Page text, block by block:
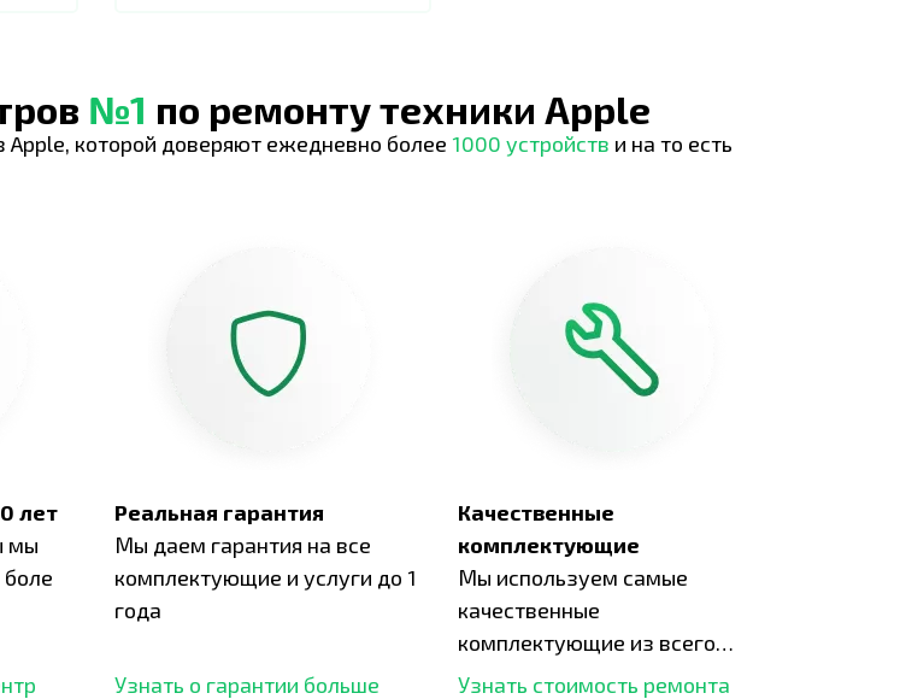
№1 по ремонту техники Apple
которой доверяют ежедневно более 1000 устройств и на то есть
лет
мы
Реальная гарантия
Мы даем гарантия на все
комплектующие и услуги до 1
года
Узнать о гарантии больше
Качественные
комплектующие
Мы используем самые
качественные
комплектующие из всего
рынка и используем самое
Узнать стоимость ремонта